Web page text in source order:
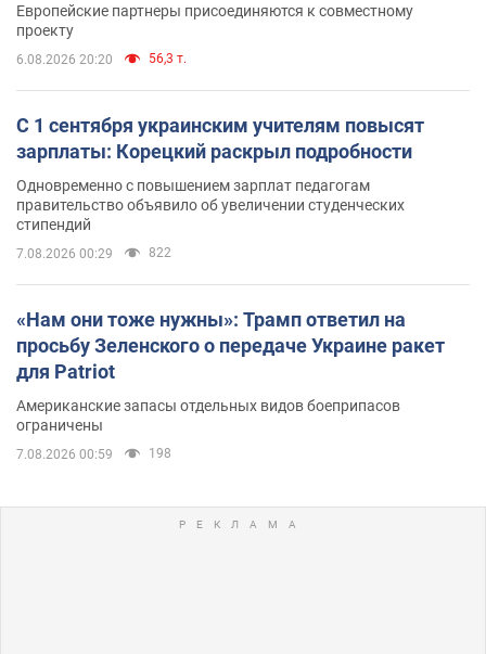
Европейские партнеры присоединяются к совместному
проекту
6.08.2026 20:20 56,3 т.
С 1 сентября украинским учителям повысят
зарплаты: Корецкий раскрыл подробности
Одновременно с повышением зарплат педагогам
правительство объявило об увеличении студенческих
стипендий
7.08.2026 00:29 822
«Нам они тоже нужны»: Трамп ответил на
просьбу Зеленского о передаче Украине ракет
для Patriot
Американские запасы отдельных видов боеприпасов
ограничены
7.08.2026 00:59 198